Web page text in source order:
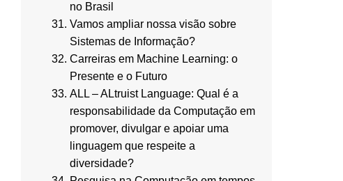
no Brasil
Vamos ampliar nossa visão sobre
Sistemas de Informação?
Carreiras em Machine Learning: o
Presente e o Futuro
ALL – ALtruist Language: Qual é a
responsabilidade da Computação em
promover, divulgar e apoiar uma
linguagem que respeite a
diversidade?